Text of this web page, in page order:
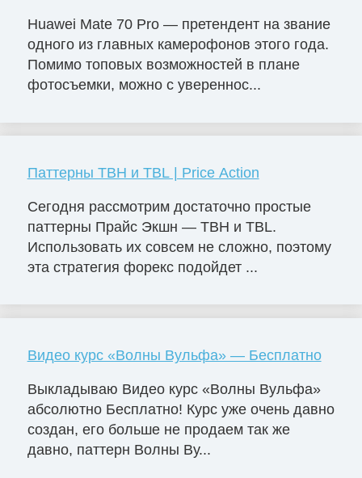
Huawei Mate 70 Pro — претендент на звание
одного из главных камерофонов этого года.
Помимо топовых возможностей в плане
фотосъемки, можно с увереннос...
Паттерны TBH и TBL | Price Action
Сегодня рассмотрим достаточно простые
паттерны Прайс Экшн — TBH и TBL.
Использовать их совсем не сложно, поэтому
эта стратегия форекс подойдет ...
Видео курс «Волны Вульфа» — Бесплатно
Выкладываю Видео курс «Волны Вульфа»
абсолютно Бесплатно! Курс уже очень давно
создан, его больше не продаем так же
давно, паттерн Волны Ву...